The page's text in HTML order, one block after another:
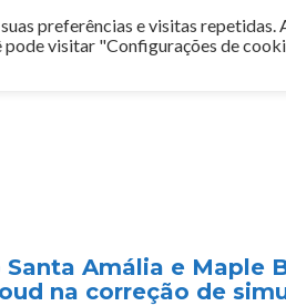
Depoimentos Relatórios
Amália e Maple
na correção de
preferências e visitas repetidas.
pode visitar "Configurações de